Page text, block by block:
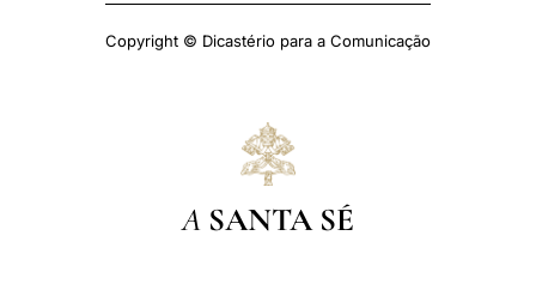
Copyright © Dicastério para a Comunicação
A SANTA SÉ